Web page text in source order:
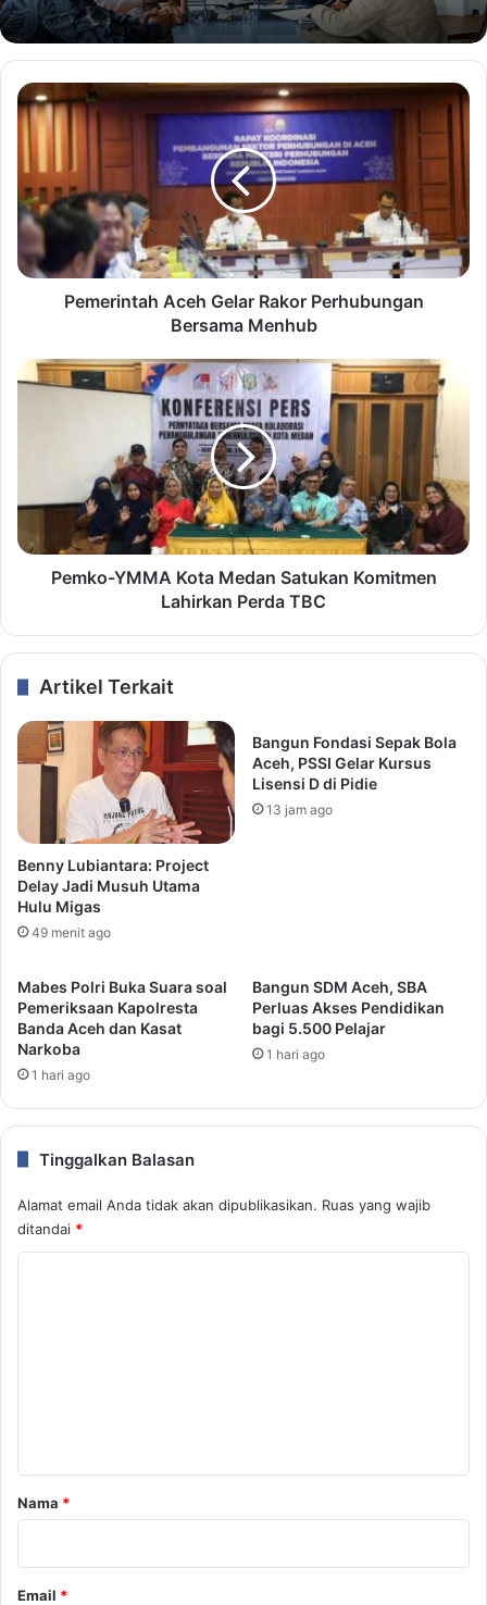
Pemerintah Aceh Gelar Rakor Perhubungan
Bersama Menhub
Pemko-YMMA Kota Medan Satukan Komitmen
Lahirkan Perda TBC
Artikel Terkait
Benny Lubiantara: Project
Delay Jadi Musuh Utama
Hulu Migas
49 menit ago
Bangun Fondasi Sepak Bola
Aceh, PSSI Gelar Kursus
Lisensi D di Pidie
13 jam ago
Mabes Polri Buka Suara soal
Pemeriksaan Kapolresta
Banda Aceh dan Kasat
Narkoba
1 hari ago
Bangun SDM Aceh, SBA
Perluas Akses Pendidikan
bagi 5.500 Pelajar
1 hari ago
Tinggalkan Balasan
Alamat email Anda tidak akan dipublikasikan. Ruas yang wajib
ditandai *
rNama *
Email *